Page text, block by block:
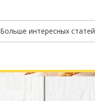
Больше интересных статей